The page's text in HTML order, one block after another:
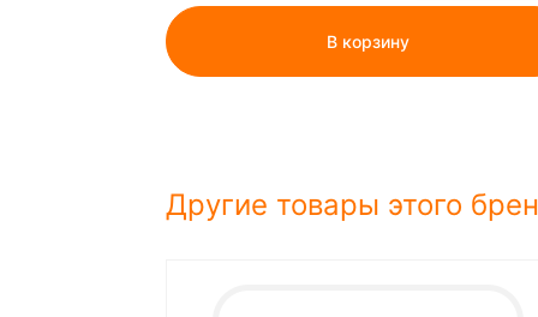
В корзину
Другие товары этого